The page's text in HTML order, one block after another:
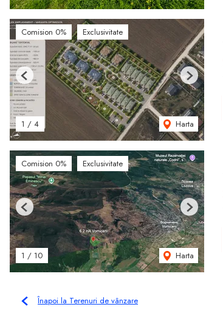
Comision 0% Exclusivitate
1 / 4 Harta
Previous Next
Comision 0% Exclusivitate
1 / 10 Harta
Previous Next
Înapoi la Terenuri de vânzare